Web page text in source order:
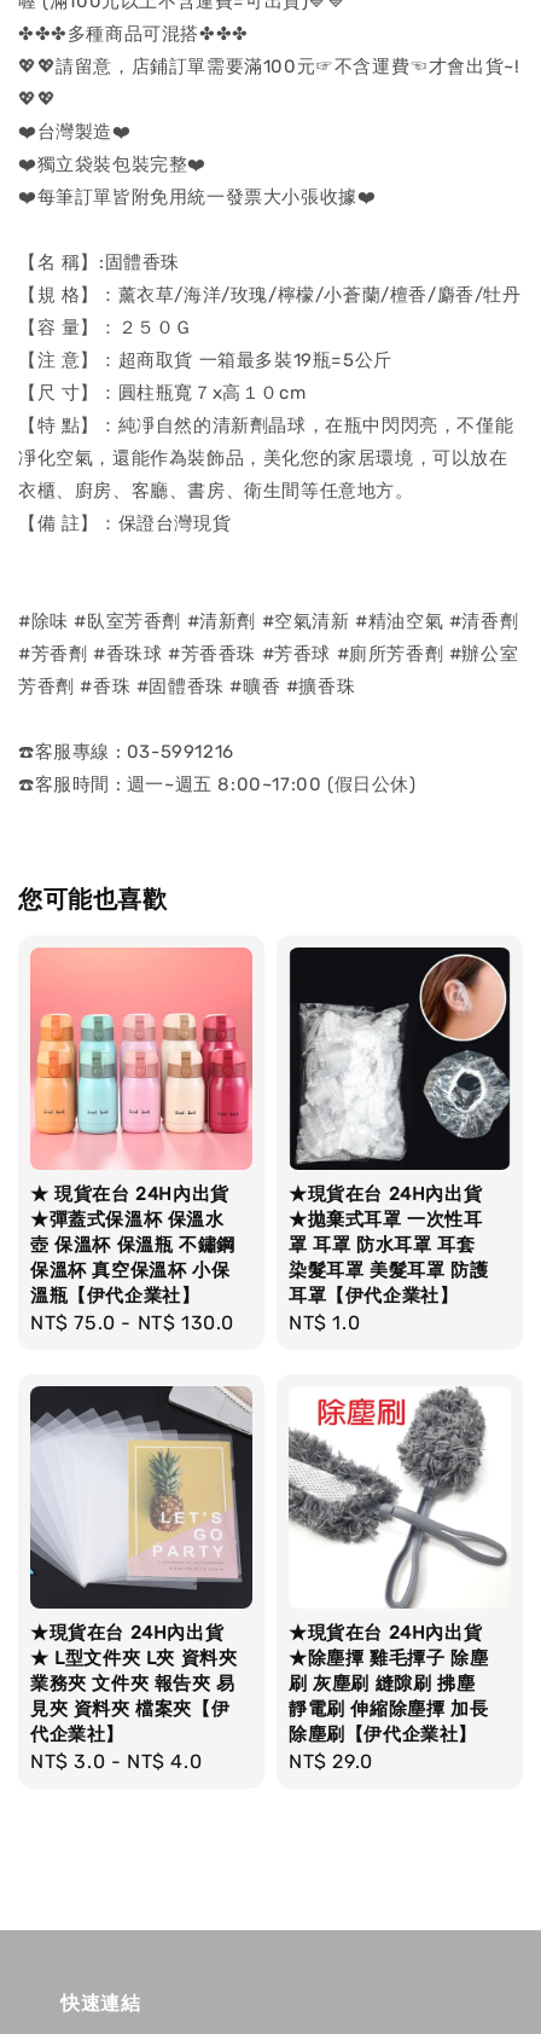
✤✤✤多種商品可混搭✤✤✤
💖💖請留意，店鋪訂單需要滿100元☞不含運費☜才會出貨~!
💖💖
❤️台灣製造❤️
❤️獨立袋裝包裝完整❤️
❤️每筆訂單皆附免用統一發票大小張收據❤️
【名 稱】:固體香珠
【規 格】：薰衣草/海洋/玫瑰/檸檬/小蒼蘭/檀香/麝香/牡丹
【容 量】：２５０Ｇ
【注 意】：超商取貨 一箱最多裝19瓶=5公斤
【尺 寸】：圓柱瓶寬７x高１０cm
【特 點】：純凈自然的清新劑晶球，在瓶中閃閃亮，不僅能
凈化空氣，還能作為裝飾品，美化您的家居環境，可以放在
衣櫃、廚房、客廳、書房、衛生間等任意地方。
【備 註】：保證台灣現貨
#除味 #臥室芳香劑 #清新劑 #空氣清新 #精油空氣 #清香劑
#芳香劑 #香珠球 #芳香香珠 #芳香球 #廁所芳香劑 #辦公室
芳香劑 #香珠 #固體香珠 #曠香 #擴香珠
☎️客服專線 : 03-5991216
☎️客服時間 : 週一~週五 8:00~17:00 (假日公休)
您可能也喜歡
★ 現貨在台 24H內出貨
★彈蓋式保溫杯 保溫水
壺 保溫杯 保溫瓶 不鏽鋼
保溫杯 真空保溫杯 小保
溫瓶【伊代企業社】
Regular
NT$ 75.0 - NT$ 130.0
★現貨在台 24H內出貨
★拋棄式耳罩 一次性耳
罩 耳罩 防水耳罩 耳套
染髮耳罩 美髮耳罩 防護
耳罩【伊代企業社】
Regular
NT$ 1.0
★現貨在台 24H內出貨
★ L型文件夾 L夾 資料夾
業務夾 文件夾 報告夾 易
見夾 資料夾 檔案夾【伊
代企業社】
Regular
NT$ 3.0 - NT$ 4.0
★現貨在台 24H內出貨
★除塵撢 雞毛撢子 除塵
刷 灰塵刷 縫隙刷 拂塵
靜電刷 伸縮除塵撢 加長
除塵刷【伊代企業社】
Regular
NT$ 29.0
快速連結